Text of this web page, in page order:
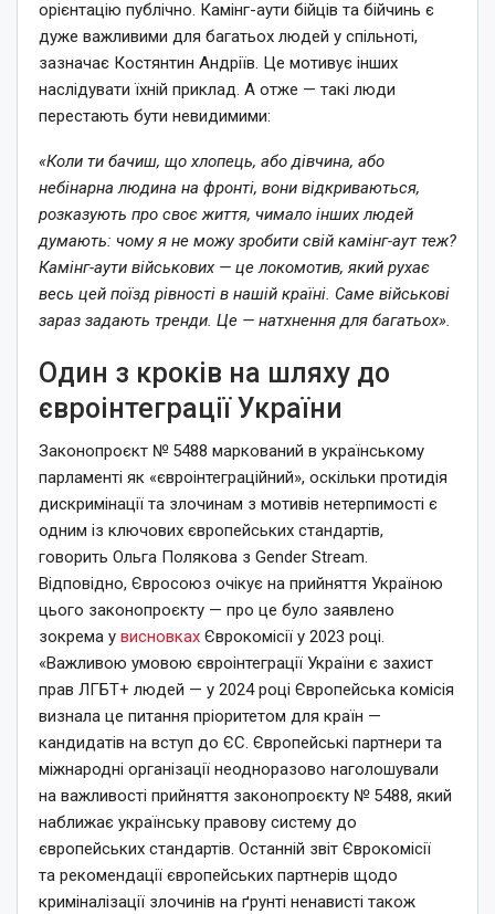
орієнтацію публічно. Камінг-аути бійців та бійчинь є
дуже важливими для багатьох людей у спільноті,
зазначає Костянтин Андріїв. Це мотивує інших
наслідувати їхній приклад. А отже — такі люди
перестають бути невидимими:
«Коли ти бачиш, що хлопець, або дівчина, або
небінарна людина на фронті, вони відкриваються,
розказують про своє життя, чимало інших людей
думають: чому я не можу зробити свій камінг-аут теж?
Камінг-аути військових — це локомотив, який рухає
весь цей поїзд рівності в нашій країні. Саме військові
зараз задають тренди. Це — натхнення для багатьох».
Один з кроків на шляху до
євроінтеграції України
Законопроєкт № 5488 маркований в українському
парламенті як «євроінтеграційний», оскільки протидія
дискримінації та злочинам з мотивів нетерпимості є
одним із ключових європейських стандартів,
говорить Ольга Полякова з Gender Stream.
Відповідно, Євросоюз очікує на прийняття Україною
цього законопроєкту — про це було заявлено
зокрема у висновках Єврокомісії у 2023 році.
«Важливою умовою євроінтеграції України є захист
прав ЛГБТ+ людей — у 2024 році Європейська комісія
визнала це питання пріоритетом для країн —
кандидатів на вступ до ЄС. Європейські партнери та
міжнародні організації неодноразово наголошували
на важливості прийняття законопроєкту № 5488, який
наближає українську правову систему до
європейських стандартів. Останній звіт Єврокомісії
та рекомендації європейських партнерів щодо
криміналізації злочинів на ґрунті ненависті також